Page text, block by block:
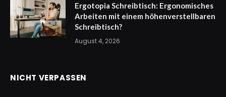
Ergotopia Schreibtisch: Ergonomisches
Arbeiten mit einem höhenverstellbaren
Schreibtisch?
August 4, 2026
NICHT VERPASSEN